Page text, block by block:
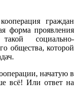
граждан
форма проявления
социально-
общества, которой
начатую в
всё! Или ответ на